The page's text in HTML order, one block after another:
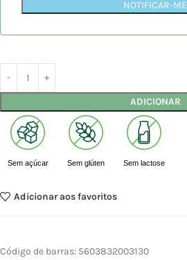
NOTIFICAR-ME
ADICIONAR
Sem açúcar Sem glúten Sem lactose
Adicionar aos favoritos
Código de barras: 5603832003130